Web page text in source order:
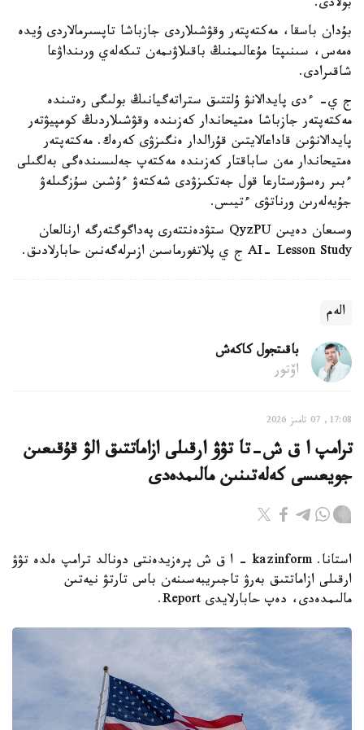
بولادى.
بۇدان باسقا، مەكتەپتەر وقۋشىلاردى جازباشا تاپسىرمالاردى ۇيدە
ەمەس، سىنىپتا مۇعالىمنىڭ باقىلاۋىمەن تىكەلەي ورىنداۋعا
شاقىرادى.
ج ي- ءدى پايدالانۋ ۇلتتىق ستراتەگيانىڭ بولىگى رەتىندە
مەكتەپتەر جازباشا ەمتيحاندار كەزىندە وقۋشىلاردىڭ كومپيۋتەر
پايدالانۋىن قاداعالايتىن قۇرالدار ەنگىزۋى كەرەك. مەكتەپتەر
ەمتيحاندار مەن ساباقتار كەزىندە مەكتەپ جەلىسىندەگى بەلگىلى
ءبىر رەسۋرستارعا قول جەتكىزۋدى شەكتەۋ ءۇشىن سۇزگىلەۋ
جۇيەلەرىن ورناتۋى ءتيىس.
وسىعان دەيىن QyzPU ستۋدەنتتەرى پەداگوگتەرگە ارنالعان
AI- Lesson Study ج ي پلاتفورماسىن ازىرلەگەنىن حابارلادىق.
الەم
باقىتجول كاكەش
اۆتور
17:08, 07 تامىز 2026
ترامپ ا ق ش-تا تۋۋ ارقىلى ازاماتتىق الۋ قۇقىعىن
جويعىسى كەلەتىنىن مالىمدەدى
استانا. kazinform - ا ق ش پرەزيدەنتى دونالد ترامپ ەلدە تۋۋ
ارقىلى ازاماتتىق بەرۋ تاجىريبەسىنەن باس تارتۋ نيەتىن
مالىمدەدى، دەپ حابارلايدى Report.